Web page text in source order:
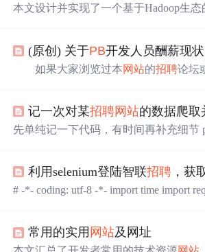
本文设计并实现了一个基于Hadoop生态
最终通过SpringBoot+Vue+ECharts实现
表明，分布式处理较单机性能提升5-12
和交互性，引入更复杂的机器学习模型
(原创) 关于PB开发人员酬薪现
如果大家浏览过本网站的招聘论坛
有5000及以上的。难道做PB就这么没前
哀。 上次去给一个客户演示及报价
觉得在
记一次对某招聘网站的数据爬取
先单纯记一下代码，有时间再补充细节
rt Bar from pyecharts import options as opts def CN(m): #将中
利用selenium登陆智联招聘 ，获
# -*- coding: utf-8 -*- import time import
t.ui import We
常用的实用 网站及网址